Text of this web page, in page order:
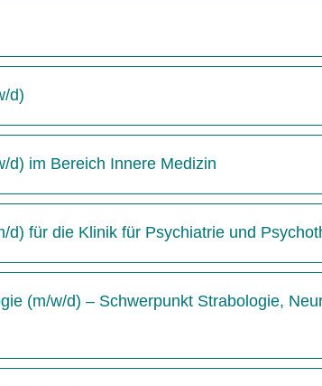
d)
d) im Bereich Innere Medizin
d) für die Klinik für Psychiatrie und
(m/w/d) – Schwerpunkt Strabologie,